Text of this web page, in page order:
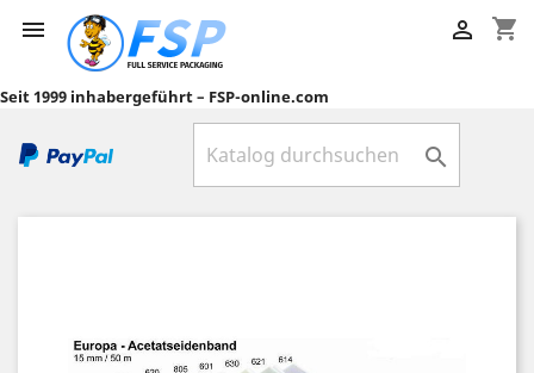
 shopping_cart

Seit 1999 inhabergeführt – FSP-online.com
